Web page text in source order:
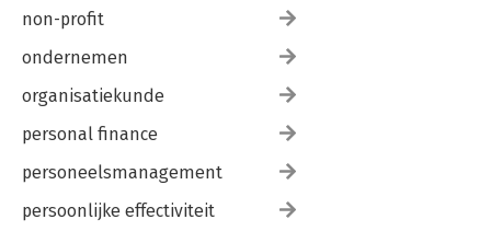
non-profit
ondernemen
organisatiekunde
personal finance
personeelsmanagement
persoonlijke effectiviteit